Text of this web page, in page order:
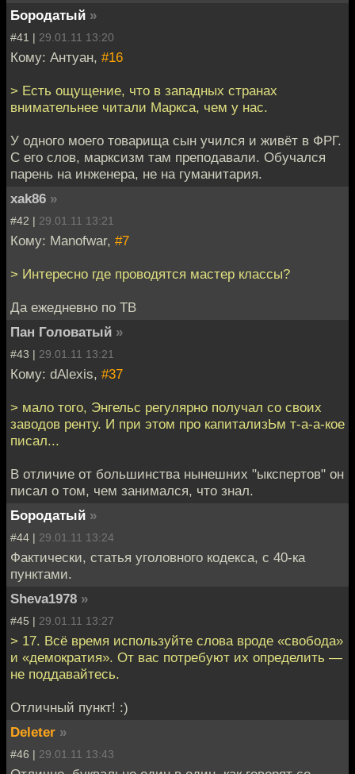
Бородатый »
#41 | 29.01.11 13:20
Кому: Антуан, #16
> Есть ощущение, что в западных странах
внимательнее читали Маркса, чем у нас.
У одного моего товарища сын учился и живёт в ФРГ.
С его слов, марксизм там преподавали. Обучался
парень на инженера, не на гуманитария.
xak86 »
#42 | 29.01.11 13:21
Кому: Manofwar, #7
> Интересно где проводятся мастер классы?
Да ежедневно по ТВ
Пан Головатый »
#43 | 29.01.11 13:21
Кому: dAlexis, #37
> мало того, Энгельс регулярно получал со своих
заводов ренту. И при этом про капитализЬм т-а-а-кое
писал...
В отличие от большинства нынешних "ыкспертов" он
писал о том, чем занимался, что знал.
Бородатый »
#44 | 29.01.11 13:24
Фактически, статья уголовного кодекса, с 40-ка
пунктами.
Sheva1978 »
#45 | 29.01.11 13:27
> 17. Всё время используйте слова вроде «свобода»
и «демократия». От вас потребуют их определить —
не поддавайтесь.
Отличный пункт! :)
Deleter »
#46 | 29.01.11 13:43